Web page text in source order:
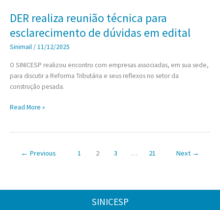
pesada
paulista
apresenta,
outubro,
o
pior
do
DER realiza reunião técnica para
esclarecimento de dúvidas em edital
Sinimail/11/12/2025
O SINICESP realizou encontro com empresas associadas, em sua sede,
para discutir a Reforma Tributária e seus reflexos no setor da
construção pesada.
DER
Read More »
← Previous 1 2 3 … 21 Next →
SINICESP